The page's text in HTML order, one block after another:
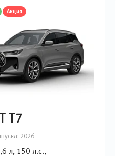
Акция
T7
2026
л, 150 л.с.,